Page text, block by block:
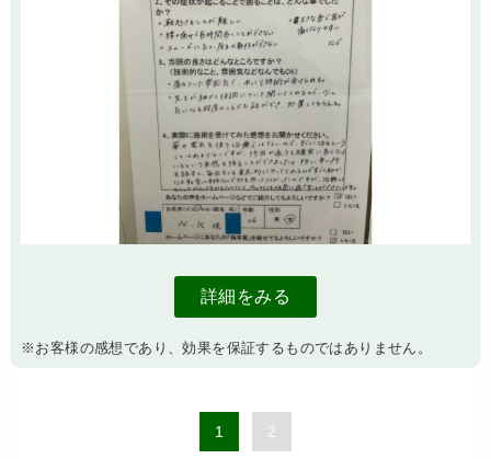
詳細をみる
※お客様の感想であり、効果を保証するものではありません。
1 2